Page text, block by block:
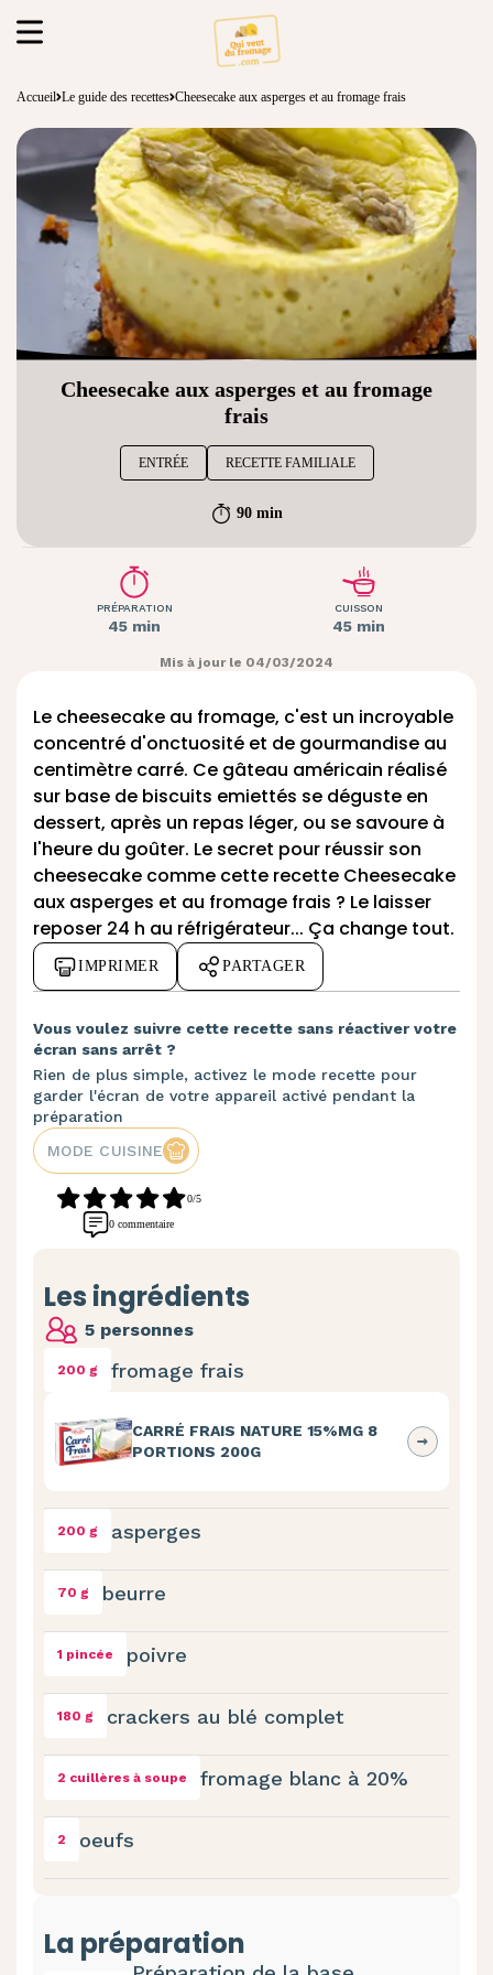
Accueil Le guide des recettes Cheesecake aux asperges et au fromage frais
Cheesecake aux asperges et au fromage
frais
ENTRÉE RECETTE FAMILIALE
90 min
PRÉPARATION
45 min
CUISSON
45 min
Mis à jour le 04/03/2024
Le cheesecake au fromage, c'est un incroyable
concentré d'onctuosité et de gourmandise au
centimètre carré. Ce gâteau américain réalisé
sur base de biscuits emiettés se déguste en
dessert, après un repas léger, ou se savoure à
l'heure du goûter. Le secret pour réussir son
cheesecake comme cette recette Cheesecake
aux asperges et au fromage frais ? Le laisser
reposer 24 h au réfrigérateur... Ça change tout.
IMPRIMER PARTAGER
Vous voulez suivre cette recette sans réactiver votre
écran sans arrêt ?
Rien de plus simple, activez le mode recette pour
garder l'écran de votre appareil activé pendant la
préparation
MODE CUISINE
0/5
0 commentaire
Les ingrédients
5 personnes
200 g fromage frais
CARRÉ FRAIS NATURE 15%MG 8
PORTIONS 200G
200 g asperges
70 g beurre
1 pincée poivre
180 g crackers au blé complet
2 cuillères à soupe fromage blanc à 20%
2 oeufs
La préparation